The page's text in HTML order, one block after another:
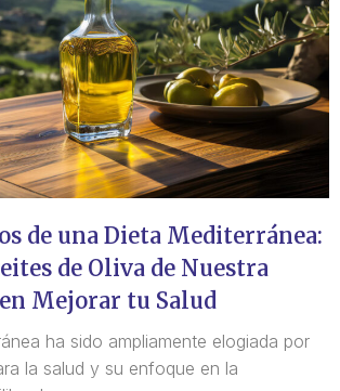
de una Dieta Mediterránea:
de Oliva de Nuestra
Mejorar tu Salud
ha sido ampliamente elogiada por
la salud y su enfoque en la